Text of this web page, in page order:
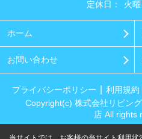
定休日：
火
ホーム
お問い合わせ
プライバシーポリシー 利用規約
Copyright(c) 株式会社リビン
店 All rights